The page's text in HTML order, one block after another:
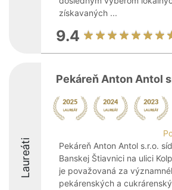
získavaných ...
9.4
Laureáti
Pekáreň Anton Antol
Pekáreň Anton Antol s.r.o.
Banskej Štiavnici na ulici
je považovaná za
pekárenských a